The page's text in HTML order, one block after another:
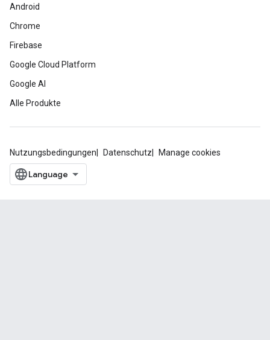
Android
Chrome
Firebase
Google Cloud Platform
Google AI
Alle Produkte
Nutzungsbedingungen Datenschutz Manage cookies